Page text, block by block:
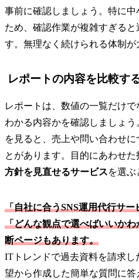
事前に確認しましょう。特に
ため、確認作業が複雑すぎる
す。無理なく続けられる体制が
レポートの内容を比較す
レポートは、数値の一覧だけ
わかる内容かを確認しましょ
を見ると、売上や問い合わせ
とがあります。目的にあわせた
方針を見直せるサービスを選ぶ
「自社に合うSNS運用代行サ
「どんな観点で選べばいいか
断ページもあります。
ITトレンドで過去資料を請求
望から作成した簡単な質問に